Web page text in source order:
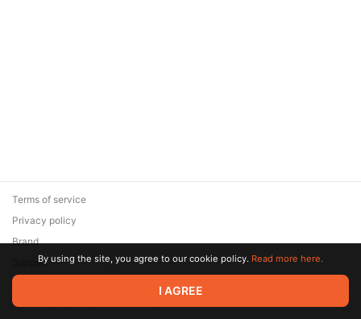
© 2026 Zaya Solutions Limited. All rights reserved. All trademarks
are the property of their respective owners.
Terms of service
Privacy policy
Brand
SupportBy using the site, you agree to our cookie policy. Read more here.
I AGREE